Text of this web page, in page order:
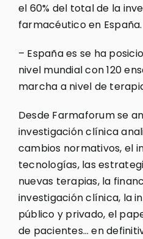
el 60% del total de la
farmacéutico en España.
– España es se ha
nivel mundial con 120
marcha a nivel de
Desde Farmaforum se
investigación clínica
cambios normativos, el
tecnologías, las
nuevas terapias, la
investigación clínica, la
público y privado, el
de pacientes… en